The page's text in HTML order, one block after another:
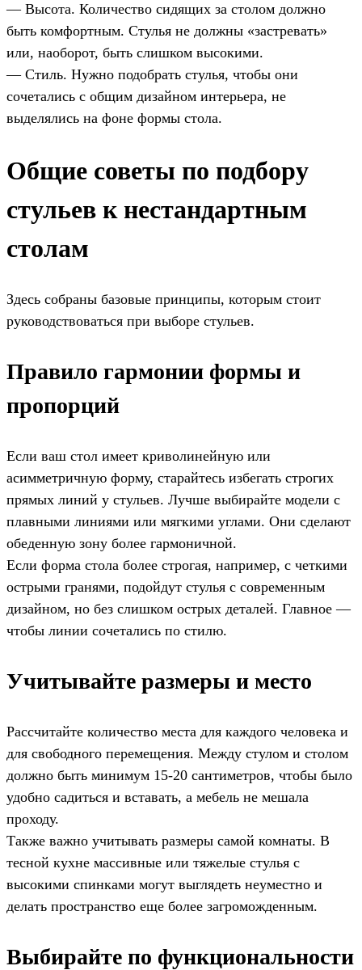
— Высота. Количество сидящих за столом должно
быть комфортным. Стулья не должны «застревать»
или, наоборот, быть слишком высокими.
— Стиль. Нужно подобрать стулья, чтобы они
сочетались с общим дизайном интерьера, не
выделялись на фоне формы стола.
Общие советы по подбору
стульев к нестандартным
столам
Здесь собраны базовые принципы, которым стоит
руководствоваться при выборе стульев.
Правило гармонии формы и
пропорций
Если ваш стол имеет криволинейную или
асимметричную форму, старайтесь избегать строгих
прямых линий у стульев. Лучше выбирайте модели с
плавными линиями или мягкими углами. Они сделают
обеденную зону более гармоничной.
Если форма стола более строгая, например, с четкими
острыми гранями, подойдут стулья с современным
дизайном, но без слишком острых деталей. Главное —
чтобы линии сочетались по стилю.
Учитывайте размеры и место
Рассчитайте количество места для каждого человека и
для свободного перемещения. Между стулом и столом
должно быть минимум 15-20 сантиметров, чтобы было
удобно садиться и вставать, а мебель не мешала
проходу.
Также важно учитывать размеры самой комнаты. В
тесной кухне массивные или тяжелые стулья с
высокими спинками могут выглядеть неуместно и
делать пространство еще более загроможденным.
Выбирайте по функциональности